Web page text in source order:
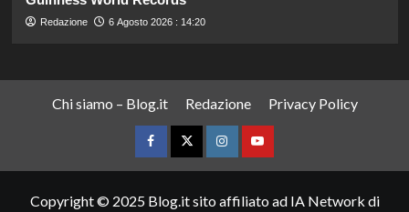
Redazione 6 Agosto 2026 : 14:20
Chi siamo – Blog.it Redazione Privacy Policy
FacebookTwitterInstagramYouTube
Copyright © 2025 Blog.it sito affiliato ad IA Network di